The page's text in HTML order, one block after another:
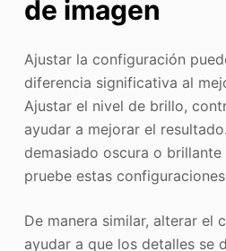
de imagen
Ajustar la configuración
diferencia significativa al
Ajustar el nivel de brillo,
ayudar a mejorar el
demasiado oscura o brillante
pruebe estas
De manera similar, alterar el
ayudar a que los detalles se